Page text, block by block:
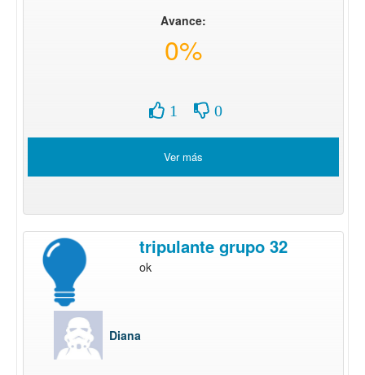
Avance:
0%
1 0
Ver más
tripulante grupo 32
ok
Diana